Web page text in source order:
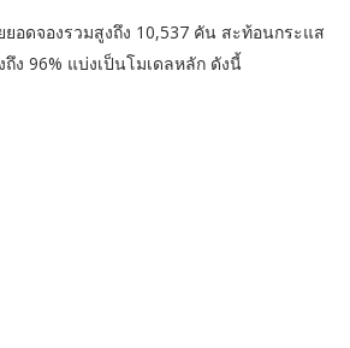
อดจองรวมสูงถึง 10,537 คัน สะท้อนกระแส
ง 96% แบ่งเป็นโมเดลหลัก ดังนี้